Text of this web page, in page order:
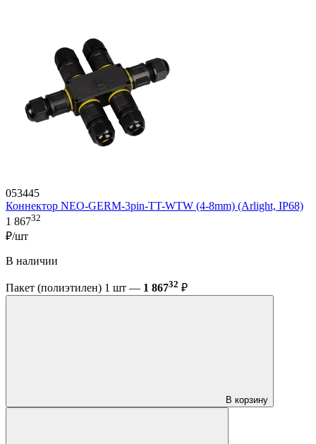
053445
Коннектор NEO-GERM-3pin-TT-WTW (4-8mm) (Arlight, IP68)
1 86732
₽/шт
В наличии
Пакет (полиэтилен) 1 шт — 1 86732 ₽
В корзину